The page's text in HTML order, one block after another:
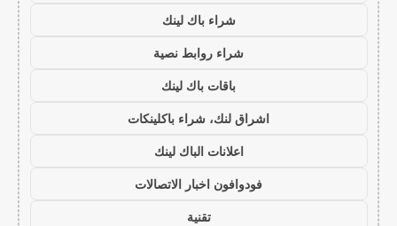
شراء باك لينك
شراء روابط نصية
باقات باك لينك
اشراق لنك، شراء باكلينكات
اعلانات الباك لينك
فودوافون اخبار الاتصالات
تقنية